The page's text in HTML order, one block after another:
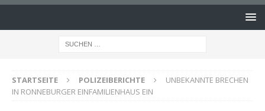
STARTSEITE POLIZEIBERICHTE
UNBEKANNTE BRECHEN
IN RONNEBURGER EINFAMILIENHAUS EIN